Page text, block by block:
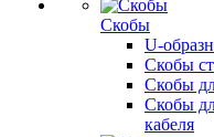
Скобы
U-
Скобы
Скобы
Скобы
кабеля